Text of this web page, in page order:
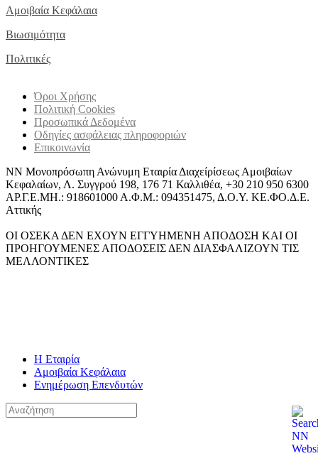
Αμοιβαία Κεφάλαια
Βιωσιμότητα
Πολιτικές
Όροι Χρήσης
Πολιτική Cookies
Προσωπικά Δεδομένα
Οδηγίες ασφάλειας πληροφοριών
Επικοινωνία
ΝΝ Μονοπρόσωπη Ανώνυμη Εταιρία Διαχείρίσεως Αμοιβαίων
Κεφαλαίων, Λ. Συγγρού 198, 176 71 Καλλιθέα, +30 210 950 6300
ΑΡ.Γ.Ε.ΜΗ.: 918601000 Α.Φ.Μ.: 094351475, Δ.Ο.Υ. ΚΕ.ΦΟ.Δ.Ε.
Αττικής
ΟΙ ΟΣΕΚΑ ΔΕΝ ΕΧΟΥΝ ΕΓΓΥΗΜΕΝΗ ΑΠΟΔΟΣΗ ΚΑΙ ΟΙ
ΠΡΟΗΓΟΥΜΕΝΕΣ ΑΠΟΔΟΣΕΙΣ ΔΕΝ ΔΙΑΣΦΑΛΙΖΟΥΝ ΤΙΣ
ΜΕΛΛΟΝΤΙΚΕΣ
Η Εταιρία
Αμοιβαία Κεφάλαια
Ενημέρωση Επενδυτών